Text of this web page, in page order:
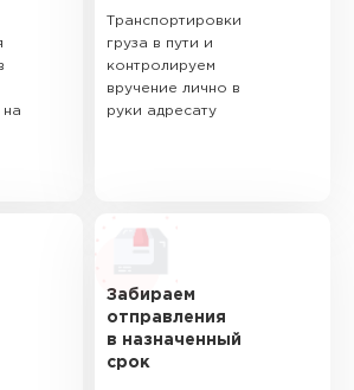
на
Транспортировки
груза в пути и
контролируем
вручение лично в
руки адресату
Забираем
отправления
в назначенный
срок